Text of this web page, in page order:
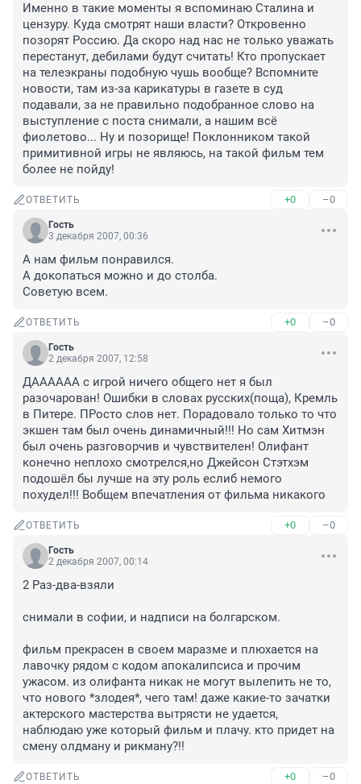
Именно в такие моменты я вспоминаю Сталина и
цензуру. Куда смотрят наши власти? Откровенно
позорят Россию. Да скоро над нас не только уважать
перестанут, дебилами будут считать! Кто пропускает
на телеэкраны подобную чушь вообще? Вспомните
новости, там из-за карикатуры в газете в суд
подавали, за не правильно подобранное слово на
выступление с поста снимали, а нашим всё
фиолетово... Ну и позорище! Поклонником такой
примитивной игры не являюсь, на такой фильм тем
более не пойду!
ОТВЕТИТЬ +0 –0
Гость
3 декабря 2007, 00:36
А нам фильм понравился.
А докопаться можно и до столба.
Советую всем.
ОТВЕТИТЬ +0 –0
Гость
2 декабря 2007, 12:58
ДАААААА с игрой ничего общего нет я был
разочарован! Ошибки в словах русских(поща), Кремль
в Питере. ПРосто слов нет. Порадовало только то что
экшен там был очень динамичный!!! Но сам Хитмэн
был очень разговорчив и чувствителен! Олифант
конечно неплохо смотрелся,но Джейсон Стэтхэм
подошёл бы лучше на эту роль еслиб немого
похудел!!! Вобщем впечатления от фильма никакого
ОТВЕТИТЬ +0 –0
Гость
2 декабря 2007, 00:14
2 Раз-два-взяли
снимали в софии, и надписи на болгарском.
фильм прекрасен в своем маразме и плюхается на
лавочку рядом с кодом апокалипсиса и прочим
ужасом. из олифанта никак не могут вылепить не то,
что нового *злодея*, чего там! даже какие-то зачатки
актерского мастерства вытрясти не удается,
наблюдаю уже который фильм и плачу. кто придет на
смену олдману и рикману?!!
ОТВЕТИТЬ +0 –0